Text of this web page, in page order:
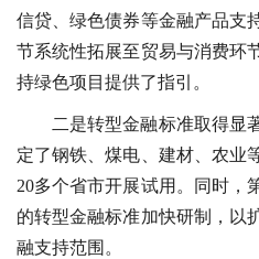
信贷、绿色债券等金融产品支
节系统性拓展至贸易与消费环
持绿色项目提供了指引。
二是转型金融标准取得显
定了钢铁、煤电、建材、农业
20多个省市开展试用。同时，
的转型金融标准加快研制，以
融支持范围。